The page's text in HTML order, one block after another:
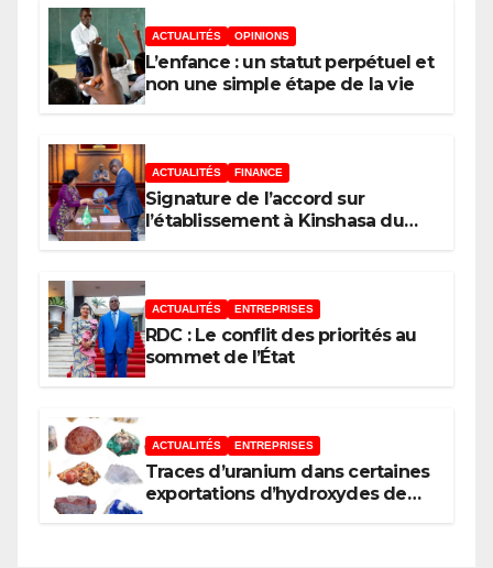
RDC, destination phare de
l’investissement en Afrique
ACTUALITÉS OPINIONS
L’enfance : un statut perpétuel et
non une simple étape de la vie
ACTUALITÉS FINANCE
Signature de l’accord sur
l’établissement à Kinshasa du
pour le développement de
l’Afrique (AUDA-NEPAD)
ACTUALITÉS ENTREPRISES
RDC : Le conflit des priorités au
sommet de l’État
ACTUALITÉS ENTREPRISES
Traces d’uranium dans certaines
exportations d’hydroxydes de